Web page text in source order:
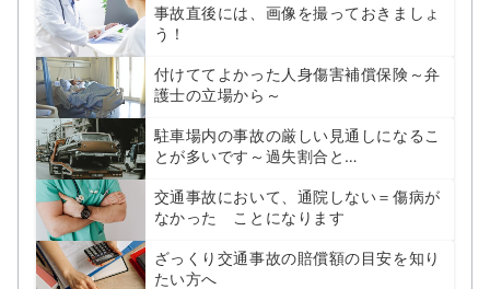
事故直後には、画像を撮っておきましょ
う！
付けててよかった人身傷害補償保険～弁
護士の立場から～
駐車場内の事故の厳しい見通しになるこ
とが多いです～過失割合と…
交通事故において、通院しない＝傷病が
なかった ことになります
ざっくり交通事故の賠償額の目安を知り
たい方へ